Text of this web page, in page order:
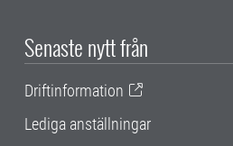
Senaste nytt från
Driftinformation
Lediga anställningar